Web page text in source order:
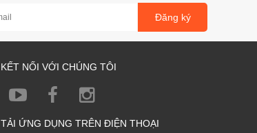
Đăng ký
KẾT NỐI VỚI CHÚNG TÔI
TẢI ỨNG DỤNG TRÊN ĐIỆN THOẠI